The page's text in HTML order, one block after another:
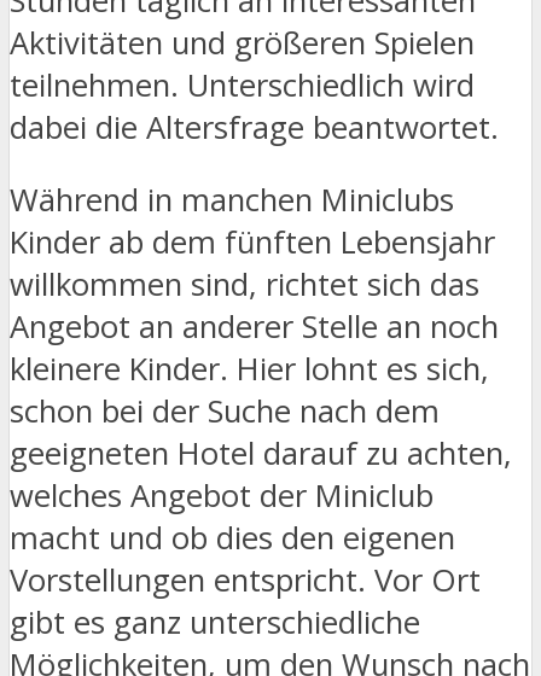
Aktivitäten und größeren Spielen
teilnehmen. Unterschiedlich wird
dabei die Altersfrage beantwortet.
Während in manchen Miniclubs
Kinder ab dem fünften Lebensjahr
willkommen sind, richtet sich das
Angebot an anderer Stelle an noch
kleinere Kinder. Hier lohnt es sich,
schon bei der Suche nach dem
geeigneten Hotel darauf zu achten,
welches Angebot der Miniclub
macht und ob dies den eigenen
Vorstellungen entspricht. Vor Ort
gibt es ganz unterschiedliche
Möglichkeiten, um den Wunsch nach